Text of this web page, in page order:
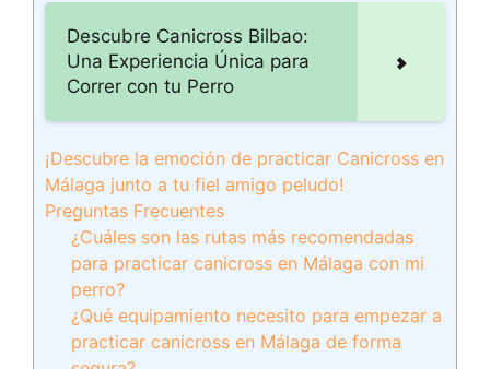
Descubre Canicross Bilbao:
Una Experiencia Única para
Correr con tu Perro
¡Descubre la emoción de practicar Canicross en
Málaga junto a tu fiel amigo peludo!
Preguntas Frecuentes
¿Cuáles son las rutas más recomendadas
para practicar canicross en Málaga con mi
perro?
¿Qué equipamiento necesito para empezar a
practicar canicross en Málaga de forma